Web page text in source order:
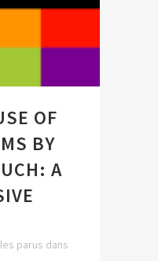
OF
BY
A
parus dans